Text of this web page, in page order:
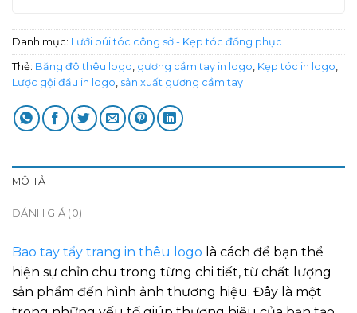
Danh mục: Lưới búi tóc công sở - Kẹp tóc đồng phục
Thẻ: Băng đô thêu logo, gương cầm tay in logo, Kẹp tóc in logo,
Lược gội đầu in logo, sản xuất gương cầm tay
MÔ TẢ
ĐÁNH GIÁ (0)
Bao tay tẩy trang in thêu logo là cách để bạn thể
hiện sự chỉn chu trong từng chi tiết, từ chất lượng
sản phẩm đến hình ảnh thương hiệu. Đây là một